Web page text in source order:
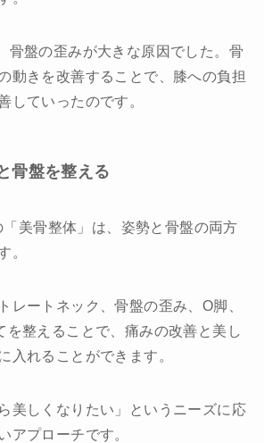
骨盤の歪みが大きな原因でした。骨
動きを改善することで、膝への負担
していったのです。
骨盤を整える
美骨整体」は、姿勢と骨盤の両方
。
レートネック、骨盤の歪み、O脚、
を整えることで、痛みの改善と美し
入れることができます。
美しくなりたい」というニーズに応
アプローチです。